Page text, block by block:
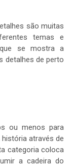
são muitas
temas e
se mostra a
detalhes de perto
ou menos para
através de
categoria coloca
a cadeira do